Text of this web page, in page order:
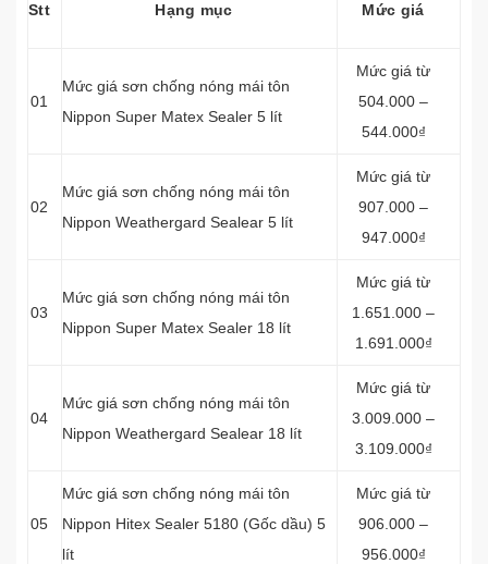
Stt Hạng mục Mức giá
01
Mức giá sơn chống nóng mái tôn
Nippon Super Matex Sealer 5 lít
Mức giá từ
504.000 –
544.000₫
02
Mức giá sơn chống nóng mái tôn
Nippon Weathergard Sealear 5 lít
Mức giá từ
907.000 –
947.000₫
03
Mức giá sơn chống nóng mái tôn
Nippon Super Matex Sealer 18 lít
Mức giá từ
1.651.000 –
1.691.000₫
04
Mức giá sơn chống nóng mái tôn
Nippon Weathergard Sealear 18 lít
Mức giá từ
3.009.000 –
3.109.000₫
05
Mức giá sơn chống nóng mái tôn
Nippon Hitex Sealer 5180 (Gốc dầu) 5
lít
Mức giá từ
906.000 –
956.000₫